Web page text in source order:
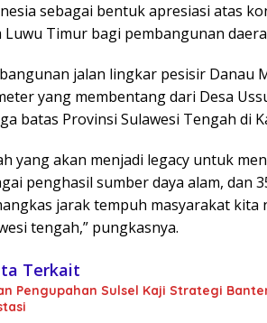
sebagai bentuk apresiasi atas
Luwu Timur bagi pembangunan
jalan lingkar pesisir Danau
yang membentang dari Desa
batas Provinsi Sulawesi Tengah di
yang akan menjadi legacy untuk
penghasil sumber daya alam, dan
jarak tempuh masyarakat kita
tengah,” pungkasnya.
Terkait
Pengupahan Sulsel Kaji Strategi